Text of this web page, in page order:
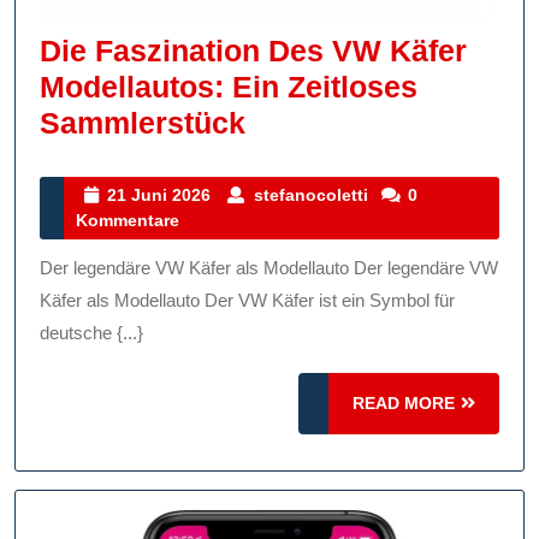
Die Faszination Des VW Käfer
Modellautos: Ein Zeitloses
SammlerstückDie
Des
Käfer
Modellautos:
Zeitloses
Sammlerstück
21 Juni 2026
21
2026
stefanocoletti stefanocoletti
0
Kommentare
Der legendäre VW Käfer als Modellauto Der legendäre VW
Käfer als Modellauto Der VW Käfer ist ein Symbol für
deutsche {...}
READ MORE
READ
MORE